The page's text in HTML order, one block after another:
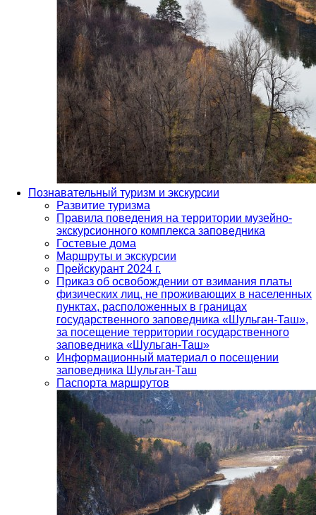
Познавательный туризм и экскурсии
Развитие туризма
Правила поведения на территории музейно-
экскурсионного комплекса заповедника
Гостевые дома
Маршруты и экскурсии
Прейскурант 2024 г.
Приказ об освобождении от взимания платы
физических лиц, не проживающих в населенных
пунктах, расположенных в границах
государственного заповедника «Шульган-Таш»,
за посещение территории государственного
заповедника «Шульган-Таш»
Информационный материал о посещении
заповедника Шульган-Таш
Паспорта маршрутов